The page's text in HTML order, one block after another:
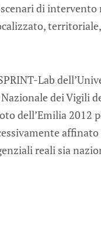
di intervento
territoriale,
Lab
dei Vigili
dell’Emilia 2012
affinato
reali sia